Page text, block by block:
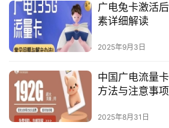
广电兔卡激活
素详细解读
2025年9月3日
中国广电流量
方法与注意事项
2025年8月31日